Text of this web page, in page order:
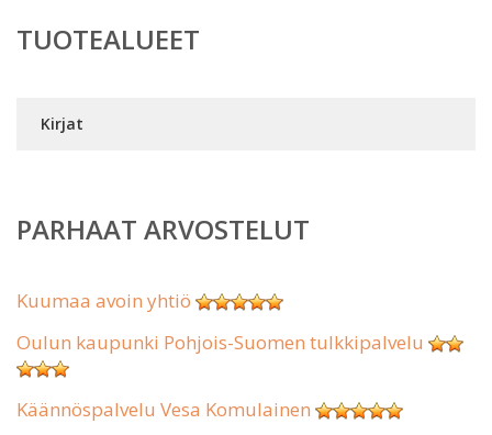
TUOTEALUEET
Kirjat
PARHAAT ARVOSTELUT
Kuumaa avoin yhtiö
Oulun kaupunki Pohjois-Suomen tulkkipalvelu
Käännöspalvelu Vesa Komulainen